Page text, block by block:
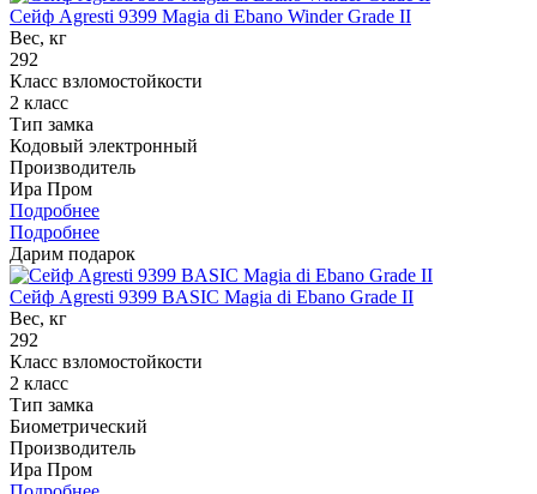
Сейф Agresti 9399 Magia di Ebano Winder Grade II
Вес, кг
292
Класс взломостойкости
2 класс
Тип замка
Кодовый электронный
Производитель
Ира Пром
Подробнее
Подробнее
Дарим подарок
Сейф Agresti 9399 BASIC Magia di Ebano Grade II
Вес, кг
292
Класс взломостойкости
2 класс
Тип замка
Биометрический
Производитель
Ира Пром